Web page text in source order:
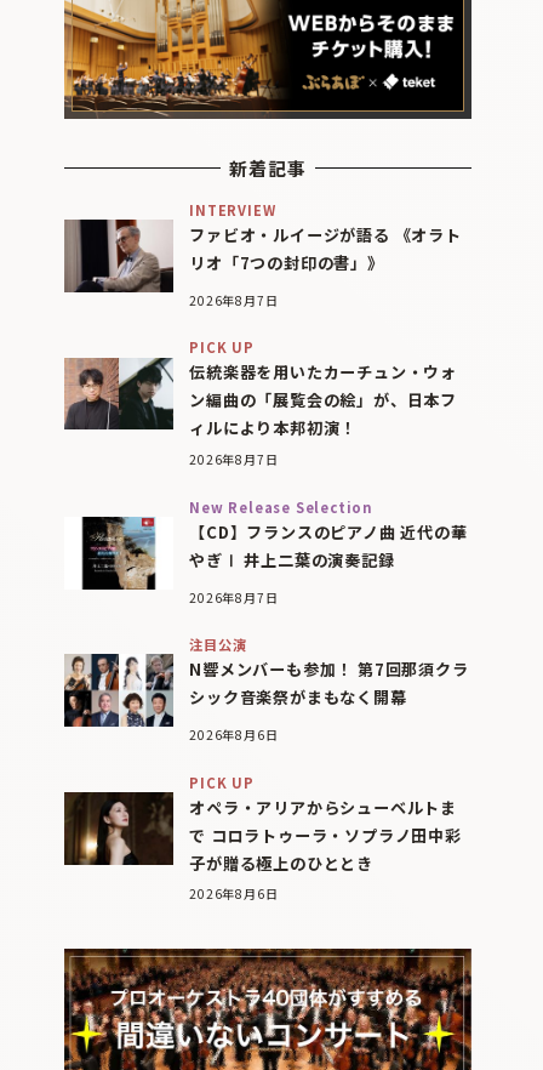
新着記事
INTERVIEW
ファビオ・ルイージが語る 《オラト
リオ「7つの封印の書」》
2026年8月7日
PICK UP
伝統楽器を用いたカーチュン・ウォ
ン編曲の「展覧会の絵」が、日本フ
ィルにより本邦初演！
2026年8月7日
New Release Selection
【CD】フランスのピアノ曲 近代の華
やぎⅠ 井上二葉の演奏記録
2026年8月7日
注目公演
N響メンバーも参加！ 第7回那須クラ
シック音楽祭がまもなく開幕
2026年8月6日
PICK UP
オペラ・アリアからシューベルトま
で コロラトゥーラ・ソプラノ田中彩
子が贈る極上のひととき
2026年8月6日